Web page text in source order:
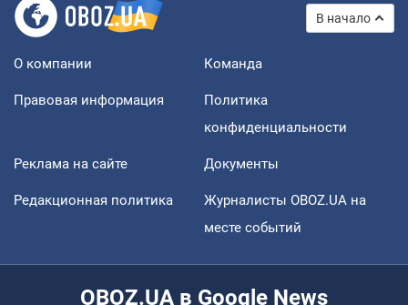
В начало
О компании Команда
Правовая информация
Политика
конфиденциальности
Реклама на сайте Документы
Редакционная политика
Журналисты OBOZ.UA на
месте событий
OBOZ.UA в Google News